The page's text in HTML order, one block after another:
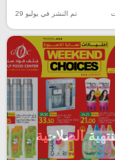
تم النشر في يوليو 29
الصلاحية